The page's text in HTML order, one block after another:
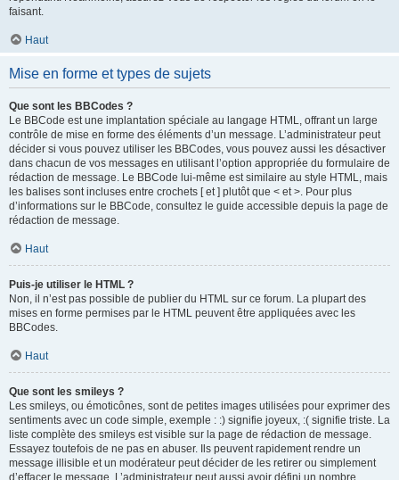
faisant.
Haut
Mise en forme et types de sujets
Que sont les BBCodes ?
Le BBCode est une implantation spéciale au langage HTML, offrant un large
contrôle de mise en forme des éléments d’un message. L’administrateur peut
décider si vous pouvez utiliser les BBCodes, vous pouvez aussi les désactiver
dans chacun de vos messages en utilisant l’option appropriée du formulaire de
rédaction de message. Le BBCode lui-même est similaire au style HTML, mais
les balises sont incluses entre crochets [ et ] plutôt que < et >. Pour plus
d’informations sur le BBCode, consultez le guide accessible depuis la page de
rédaction de message.
Haut
Puis-je utiliser le HTML ?
Non, il n’est pas possible de publier du HTML sur ce forum. La plupart des
mises en forme permises par le HTML peuvent être appliquées avec les
BBCodes.
Haut
Que sont les smileys ?
Les smileys, ou émoticônes, sont de petites images utilisées pour exprimer des
sentiments avec un code simple, exemple : :) signifie joyeux, :( signifie triste. La
liste complète des smileys est visible sur la page de rédaction de message.
Essayez toutefois de ne pas en abuser. Ils peuvent rapidement rendre un
message illisible et un modérateur peut décider de les retirer ou simplement
d’effacer le message. L’administrateur peut aussi avoir défini un nombre